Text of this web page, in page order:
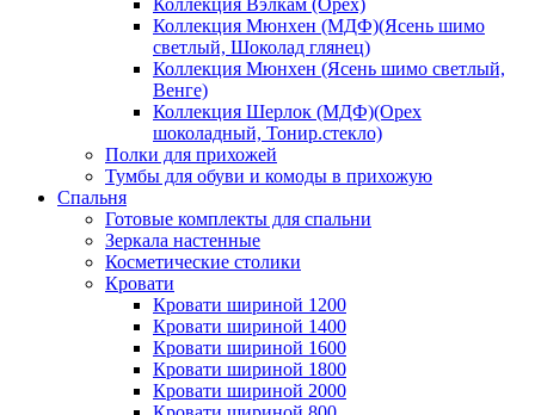
Коллекция Вэлкам (Орех)
Коллекция Мюнхен (МДФ)(Ясень шимо
светлый, Шоколад глянец)
Коллекция Мюнхен (Ясень шимо светлый,
Венге)
Коллекция Шерлок (МДФ)(Орех
шоколадный, Тонир.стекло)
Полки для прихожей
Тумбы для обуви и комоды в прихожую
Спальня
Готовые комплекты для спальни
Зеркала настенные
Косметические столики
Кровати
Кровати шириной 1200
Кровати шириной 1400
Кровати шириной 1600
Кровати шириной 1800
Кровати шириной 2000